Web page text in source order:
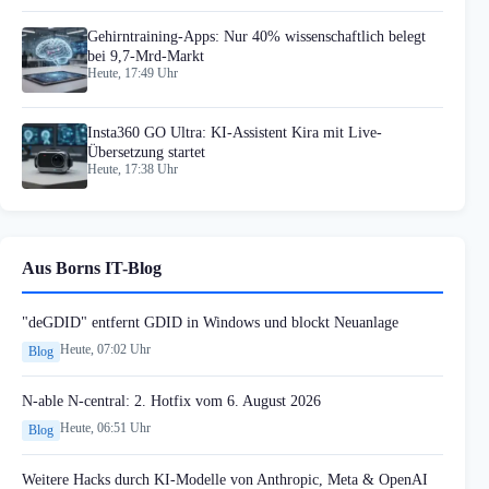
Gehirntraining-Apps: Nur 40% wissenschaftlich belegt
bei 9,7-Mrd-Markt
Heute, 17:49 Uhr
Insta360 GO Ultra: KI-Assistent Kira mit Live-
Übersetzung startet
Heute, 17:38 Uhr
Aus Borns IT-Blog
"deGDID" entfernt GDID in Windows und blockt Neuanlage
Blog Heute, 07:02 Uhr
N-able N-central: 2. Hotfix vom 6. August 2026
Blog Heute, 06:51 Uhr
Weitere Hacks durch KI-Modelle von Anthropic, Meta & OpenAI